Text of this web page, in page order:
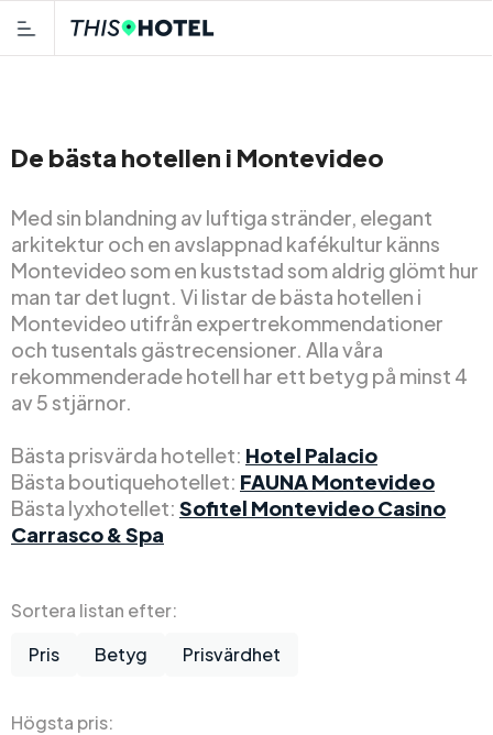
De bästa hotellen i Montevideo
Med sin blandning av luftiga stränder, elegant
arkitektur och en avslappnad kafékultur känns
Montevideo som en kuststad som aldrig glömt hur
man tar det lugnt. Vi listar de bästa hotellen i
Montevideo utifrån expertrekommendationer
och tusentals gästrecensioner. Alla våra
rekommenderade hotell har ett betyg på minst 4
av 5 stjärnor.
Bästa prisvärda hotellet: Hotel Palacio
Bästa boutiquehotellet: FAUNA Montevideo
Bästa lyxhotellet: Sofitel Montevideo Casino
Carrasco & Spa
Sortera listan efter:
Pris
Betyg Prisvärdhet
Högsta pris: